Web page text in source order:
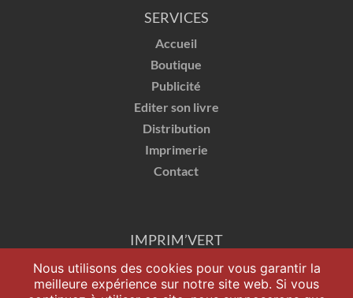
SERVICES
Accueil
Boutique
Publicité
Editer son livre
Distribution
Imprimerie
Contact
IMPRIM’VERT
Nous utilisons des cookies pour vous garantir la
meilleure expérience sur notre site web. Si vous